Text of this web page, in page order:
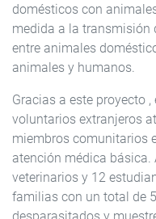
domésticos con
medida a la transmisión
entre animales
animales y humanos.
Gracias a este proyecto
voluntarios extranjeros
miembros comunitarios
atención médica
veterinarios y 12
familias con un total de
desparasitados y